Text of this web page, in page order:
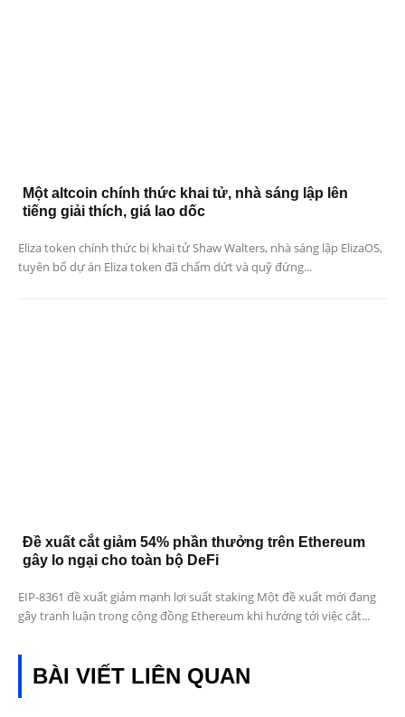
Một altcoin chính thức khai tử, nhà sáng lập lên
tiếng giải thích, giá lao dốc
Eliza token chính thức bị khai tử Shaw Walters, nhà sáng lập ElizaOS,
tuyên bố dự án Eliza token đã chấm dứt và quỹ đứng...
Đề xuất cắt giảm 54% phần thưởng trên Ethereum
gây lo ngại cho toàn bộ DeFi
EIP-8361 đề xuất giảm mạnh lợi suất staking Một đề xuất mới đang
gây tranh luận trong cộng đồng Ethereum khi hướng tới việc cắt...
BÀI VIẾT LIÊN QUAN